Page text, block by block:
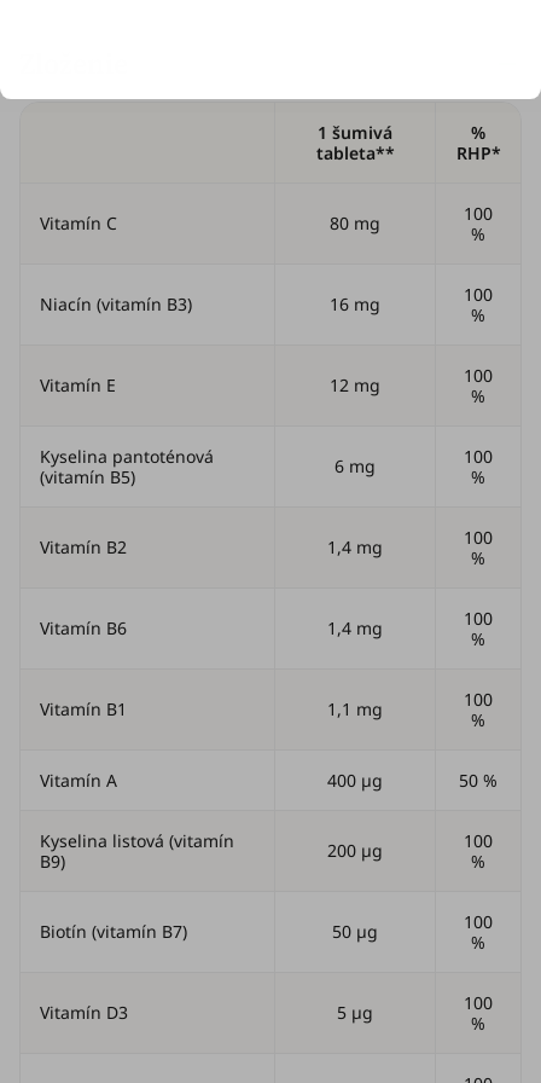
1 šumivá
tableta**
%
RHP*
Vitamín C 80 mg
100
%
Niacín (vitamín B3) 16 mg
100
%
Vitamín E 12 mg
100
%
Kyselina pantoténová
(vitamín B5)
6 mg
100
%
Vitamín B2 1,4 mg
100
%
Vitamín B6 1,4 mg
100
%
Vitamín B1 1,1 mg
100
%
Vitamín A 400 µg 50 %
Kyselina listová (vitamín
B9)
200 µg
100
%
Biotín (vitamín B7) 50 µg
100
%
Vitamín D3 5 µg
100
%